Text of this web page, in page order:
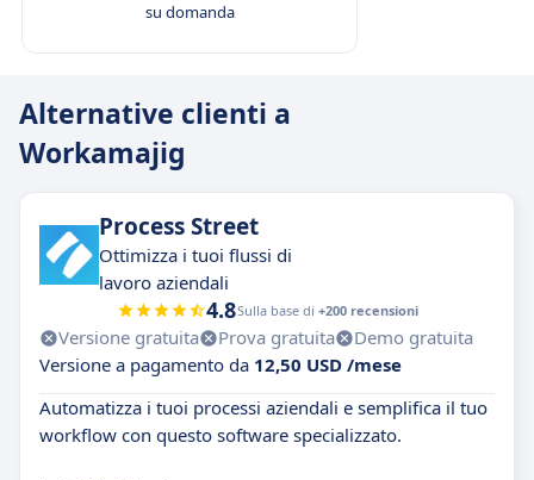
su domanda
Alternative clienti a
Workamajig
Process Street
Ottimizza i tuoi flussi di
lavoro aziendali
4.8Sulla base di +200 recensioni
Versione gratuita Prova gratuita
Demo gratuita
Versione a pagamento da 12,50 USD /mese
Automatizza i tuoi processi aziendali e semplifica il tuo
workflow con questo software specializzato.